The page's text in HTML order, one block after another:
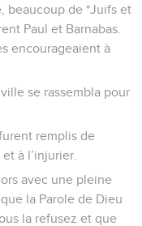
beaucoup de *Juifs et
Paul et Barnabas.
encourageaient à
se rassembla pour
remplis de
à l’injurier.
avec une pleine
la Parole de Dieu
la refusez et que